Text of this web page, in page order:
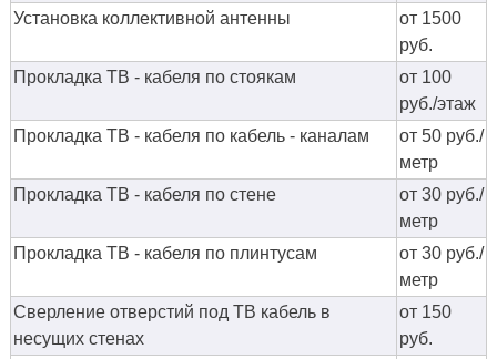
Установка коллективной антенны
от 1500
руб.
Прокладка ТВ - кабеля по стоякам
от 100
руб./этаж
Прокладка ТВ - кабеля по кабель - каналам
от 50 руб./
метр
Прокладка ТВ - кабеля по стене
от 30 руб./
метр
Прокладка ТВ - кабеля по плинтусам
от 30 руб./
метр
Сверление отверстий под ТВ кабель в
несущих стенах
от 150
руб.